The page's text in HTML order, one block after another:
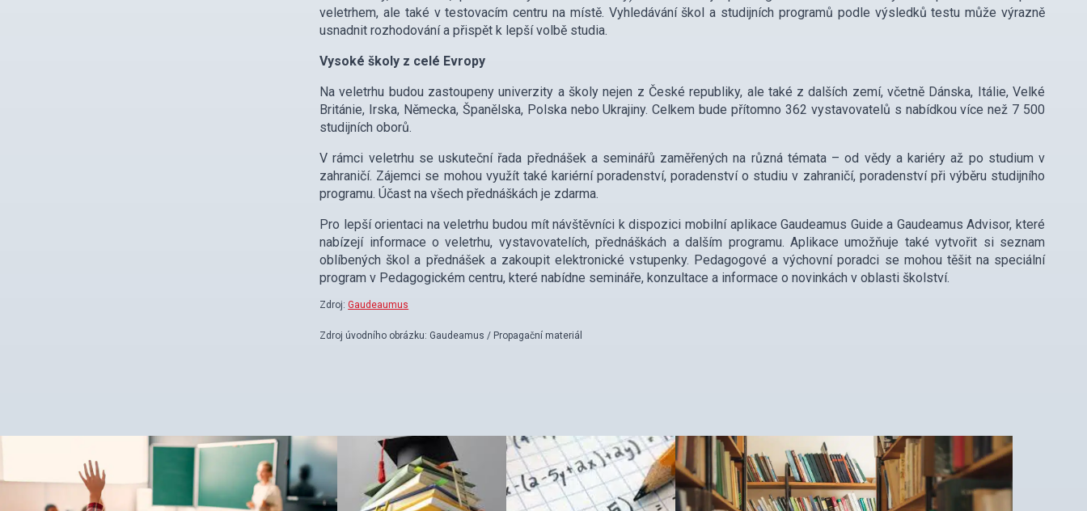
veletrhem, ale také v testovacím centru na místě. Vyhledávání škol a studijních programů podle výsledků testu může výrazně
usnadnit rozhodování a přispět k lepší volbě studia.
Vysoké školy z celé Evropy
Na veletrhu budou zastoupeny univerzity a školy nejen z České republiky, ale také z dalších zemí, včetně Dánska, Itálie, Velké
Británie, Irska, Německa, Španělska, Polska nebo Ukrajiny. Celkem bude přítomno 362 vystavovatelů s nabídkou více než 7 500
studijních oborů.
V rámci veletrhu se uskuteční řada přednášek a seminářů zaměřených na různá témata – od vědy a kariéry až po studium v
zahraničí. Zájemci se mohou využít také kariérní poradenství, poradenství o studiu v zahraničí, poradenství při výběru studijního
programu. Účast na všech přednáškách je zdarma.
Pro lepší orientaci na veletrhu budou mít návštěvníci k dispozici mobilní aplikace Gaudeamus Guide a Gaudeamus Advisor, které
nabízejí informace o veletrhu, vystavovatelích, přednáškách a dalším programu. Aplikace umožňuje také vytvořit si seznam
oblíbených škol a přednášek a zakoupit elektronické vstupenky. Pedagogové a výchovní poradci se mohou těšit na speciální
program v Pedagogickém centru, které nabídne semináře, konzultace a informace o novinkách v oblasti školství.
Zdroj:Gaudeaumus
Zdroj úvodního obrázku: Gaudeamus / Propagační materiál